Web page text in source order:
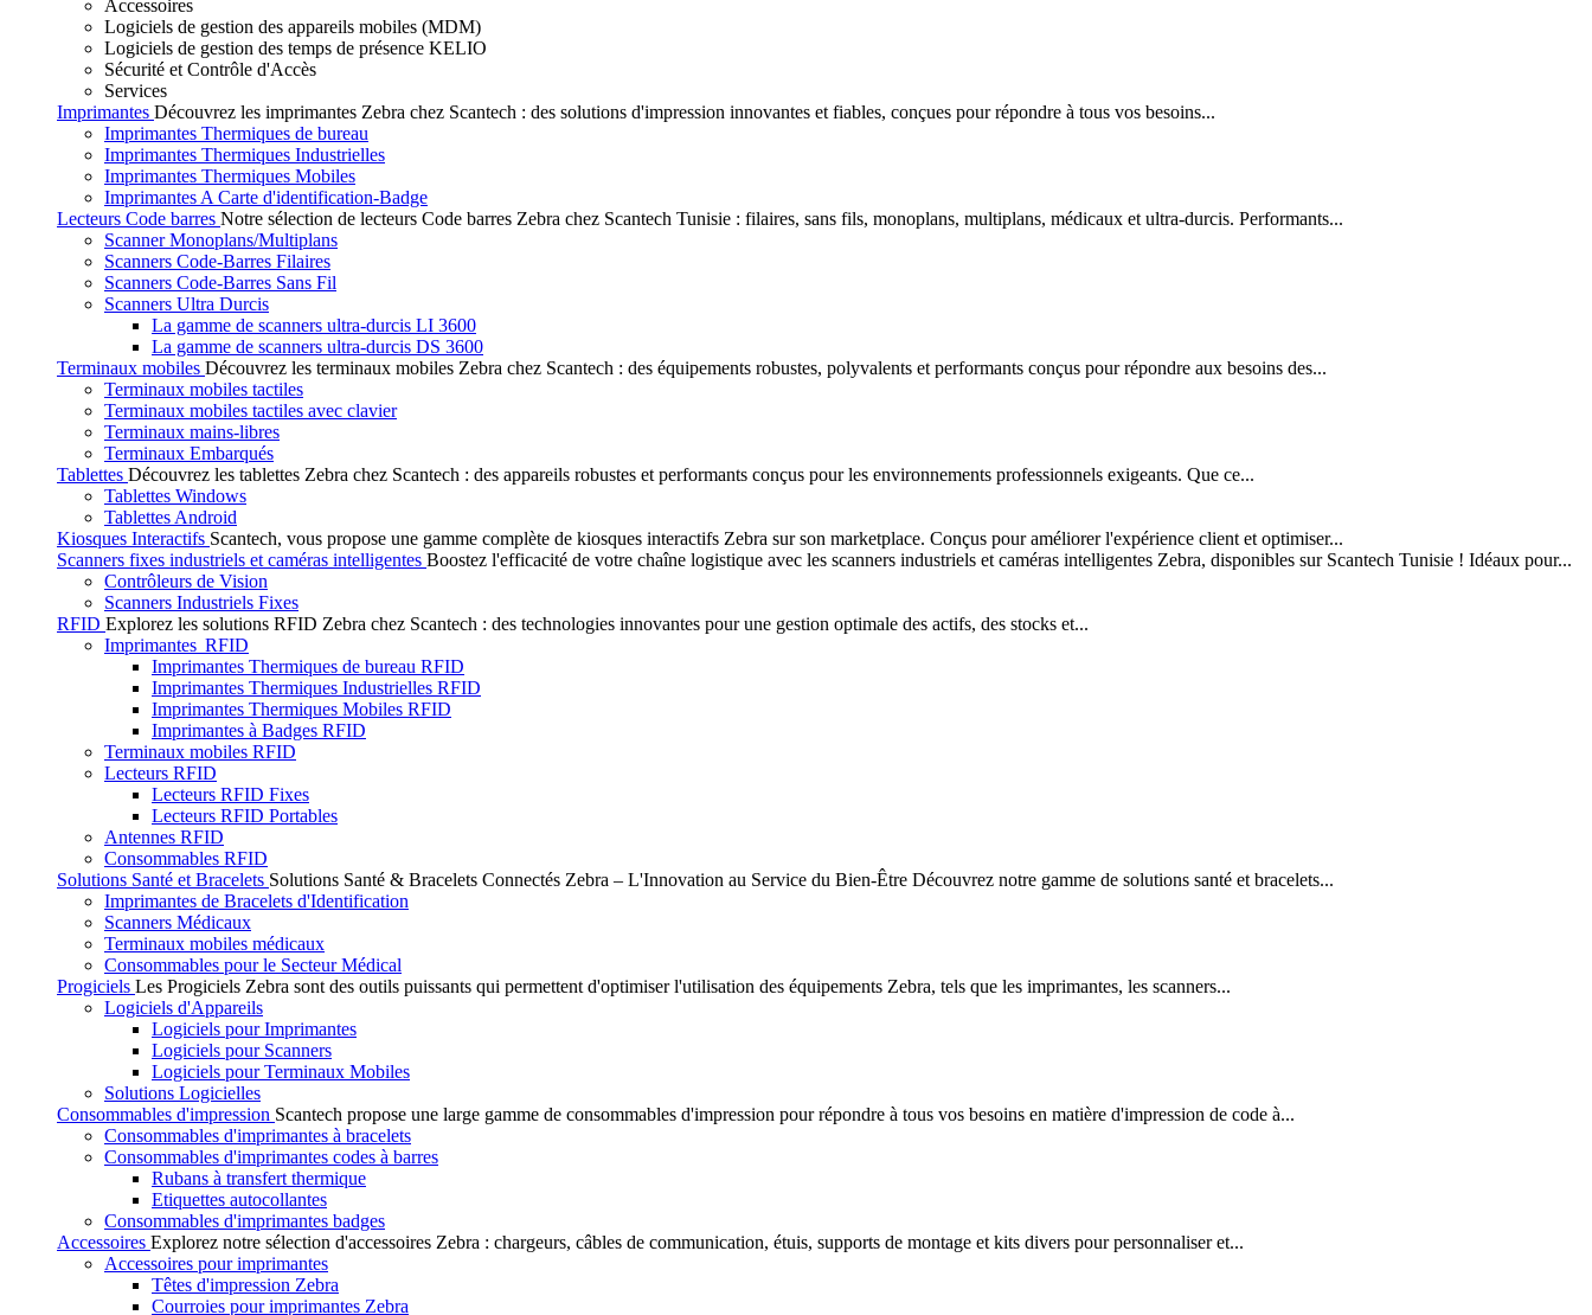
Accessoires
Logiciels de gestion des appareils mobiles (MDM)
Logiciels de gestion des temps de présence KELIO
Sécurité et Contrôle d'Accès
Services
Imprimantes Découvrez les imprimantes Zebra chez Scantech : des solutions d'impression innovantes et fiables, conçues pour répondre à tous vos besoins...
Imprimantes Thermiques de bureau
Imprimantes Thermiques Industrielles
Imprimantes Thermiques Mobiles
Imprimantes A Carte d'identification-Badge
Lecteurs Code barres Notre sélection de lecteurs Code barres Zebra chez Scantech Tunisie : filaires, sans fils, monoplans, multiplans, médicaux et ultra-durcis. Performants...
Scanner Monoplans/Multiplans
Scanners Code-Barres Filaires
Scanners Code-Barres Sans Fil
Scanners Ultra Durcis
La gamme de scanners ultra-durcis LI 3600
La gamme de scanners ultra-durcis DS 3600
Terminaux mobiles Découvrez les terminaux mobiles Zebra chez Scantech : des équipements robustes, polyvalents et performants conçus pour répondre aux besoins des...
Terminaux mobiles tactiles
Terminaux mobiles tactiles avec clavier
Terminaux mains-libres
Terminaux Embarqués
Tablettes Découvrez les tablettes Zebra chez Scantech : des appareils robustes et performants conçus pour les environnements professionnels exigeants. Que ce...
Tablettes Windows
Tablettes Android
Kiosques Interactifs Scantech, vous propose une gamme complète de kiosques interactifs Zebra sur son marketplace. Conçus pour améliorer l'expérience client et optimiser...
Scanners fixes industriels et caméras intelligentes Boostez l'efficacité de votre chaîne logistique avec les scanners industriels et caméras intelligentes Zebra, disponibles sur Scantech Tunisie ! Idéaux pour...
Contrôleurs de Vision
Scanners Industriels Fixes
RFID Explorez les solutions RFID Zebra chez Scantech : des technologies innovantes pour une gestion optimale des actifs, des stocks et...
Imprimantes RFID
Imprimantes Thermiques de bureau RFID
Imprimantes Thermiques Industrielles RFID
Imprimantes Thermiques Mobiles RFID
Imprimantes à Badges RFID
Terminaux mobiles RFID
Lecteurs RFID
Lecteurs RFID Fixes
Lecteurs RFID Portables
Antennes RFID
Consommables RFID
Solutions Santé et Bracelets Solutions Santé & Bracelets Connectés Zebra – L'Innovation au Service du Bien-Être Découvrez notre gamme de solutions santé et bracelets...
Imprimantes de Bracelets d'Identification
Scanners Médicaux
Terminaux mobiles médicaux
Consommables pour le Secteur Médical
Progiciels Les Progiciels Zebra sont des outils puissants qui permettent d'optimiser l'utilisation des équipements Zebra, tels que les imprimantes, les scanners...
Logiciels d'Appareils
Logiciels pour Imprimantes
Logiciels pour Scanners
Logiciels pour Terminaux Mobiles
Solutions Logicielles
Consommables d'impression Scantech propose une large gamme de consommables d'impression pour répondre à tous vos besoins en matière d'impression de code à...
Consommables d'imprimantes à bracelets
Consommables d'imprimantes codes à barres
Rubans à transfert thermique
Etiquettes autocollantes
Consommables d'imprimantes badges
Accessoires Explorez notre sélection d'accessoires Zebra : chargeurs, câbles de communication, étuis, supports de montage et kits divers pour personnaliser et...
Accessoires pour imprimantes
Têtes d'impression Zebra
Courroies pour imprimantes Zebra